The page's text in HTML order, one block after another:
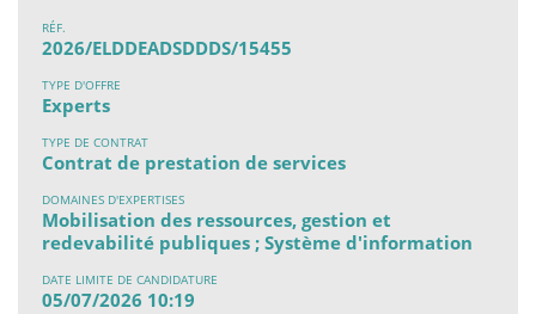
RÉF.
2026/ELDDEADSDDDS/15455
TYPE D'OFFRE
Experts
TYPE DE CONTRAT
Contrat de prestation de services
DOMAINES D'EXPERTISES
Mobilisation des ressources, gestion et
redevabilité publiques ; Système d'information
DATE LIMITE DE CANDIDATURE
05/07/2026 10:19